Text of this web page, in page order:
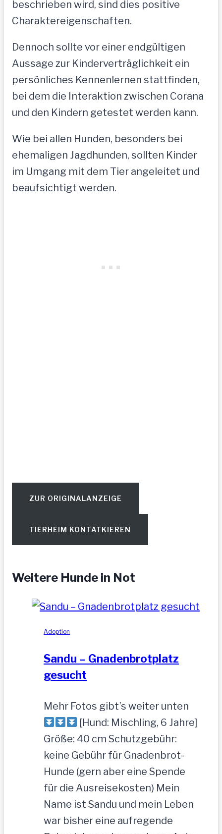
beschrieben wird, sind dies positive
Charaktereigenschaften.
Dennoch sollte vor einer endgültigen
Aussage zur Kinderverträglichkeit ein
persönliches Kennenlernen stattfinden,
bei dem die Interaktion zwischen Corana
und den Kindern getestet werden kann.
Wie bei allen Hunden, besonders bei
ehemaligen Jagdhunden, sollten Kinder
im Umgang mit dem Tier angeleitet und
beaufsichtigt werden.
ZUR ORIGINALANZEIGE
TIERHEIM KONTATKIEREN
Weitere Hunde in Not
Adoption
Sandu – Gnadenbrotplatz
gesucht
Mehr Fotos gibt’s weiter unten
[Hund: Mischling, 6 Jahre]
Größe: 40 cm Schutzgebühr:
keine Gebühr für Gnadenbrot-
Hunde (gern aber eine Spende
für die Ausreisekosten) Mein
Name ist Sandu und mein Leben
war bisher eine aufregende